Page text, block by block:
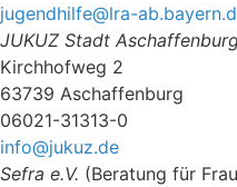
jugendhilfe@lra-
JUKUZ Stadt
Kirchhofweg 2
63739 Aschaffenburg
06021-31313-0
info@jukuz.de
Sefra e.V. (Beratung für